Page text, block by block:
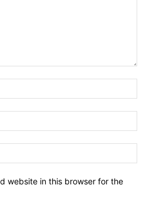
website in this browser for the